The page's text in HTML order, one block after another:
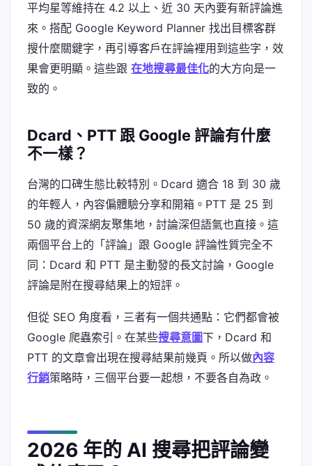
平均星等維持在 4.2 以上、近 30 天內要有新評論進
來。搭配 Google Keyword Planner 找出目標客群
搜什麼關鍵字，再引導客戶在評論裡用到這些字，效
果會更明顯。這些跟 在地搜尋最佳化的大方向是一
致的。
Dcard、PTT 跟 Google 評論有什麼
不一樣？
台灣的口碑生態比較特別。Dcard 適合 18 到 30 歲
的年輕人，內容偏體驗分享和開箱。PTT 是 25 到
50 歲的資深網友聚集地，討論深但語氣也直接。這
兩個平台上的「評論」跟 Google 評論性質完全不
同：Dcard 和 PTT 是主動發的長文討論，Google
評論是附在搜尋結果上的短評。
但從 SEO 角度看，三者有一個共通點：它們都會被
Google 爬蟲索引。在某些搜尋意圖下，Dcard 和
PTT 的文章會出現在搜尋結果前幾頁。所以做內容
行銷策略時，三個平台要一起想，不要各自為政。
2026 年的 AI 搜尋把評論變